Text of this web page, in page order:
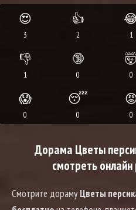
😍
3
👍
2 1
👎
1
🔞
0
🤯
0
😱
0
😴
0 0
Дорама Цветы
смотреть онлайн
Смотрите дорамуЦветы